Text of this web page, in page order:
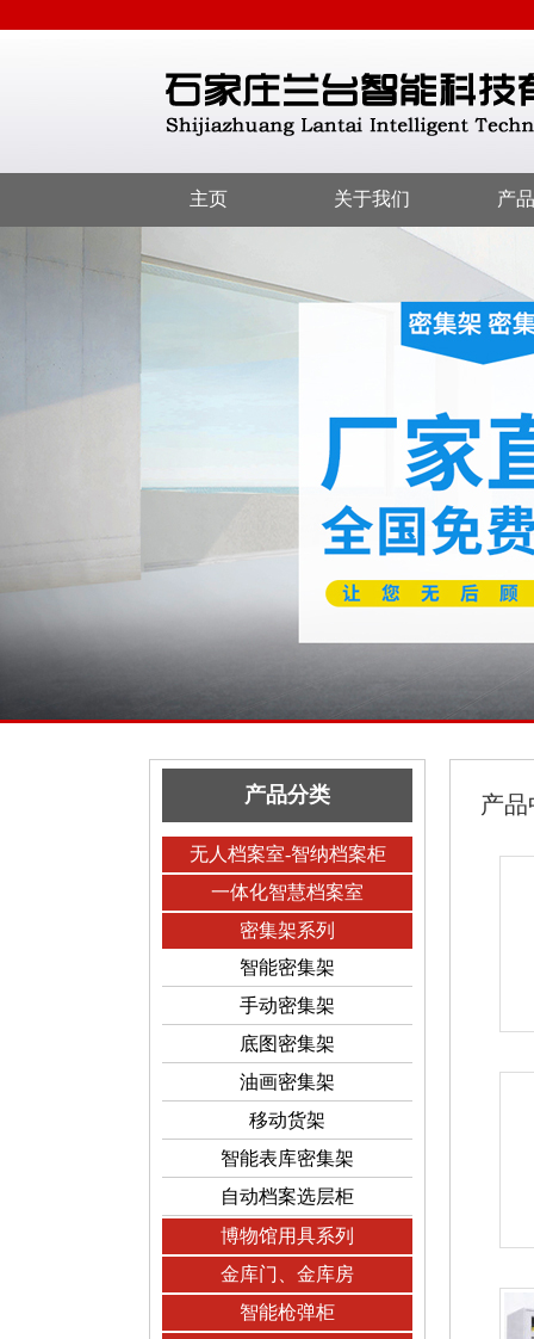
主页 关于我们 产
产品分类
无人档案室-智纳档案柜
一体化智慧档案室
密集架系列
智能密集架
手动密集架
底图密集架
油画密集架
移动货架
智能表库密集架
自动档案选层柜
博物馆用具系列
金库门、金库房
智能枪弹柜
产品